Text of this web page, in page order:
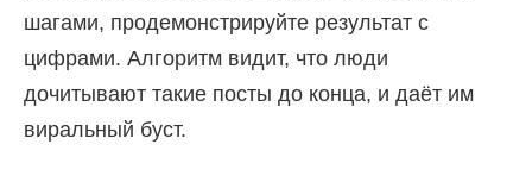
шагами, продемонстрируйте результат с
цифрами. Алгоритм видит, что люди
дочитывают такие посты до конца, и даёт им
виральный буст.